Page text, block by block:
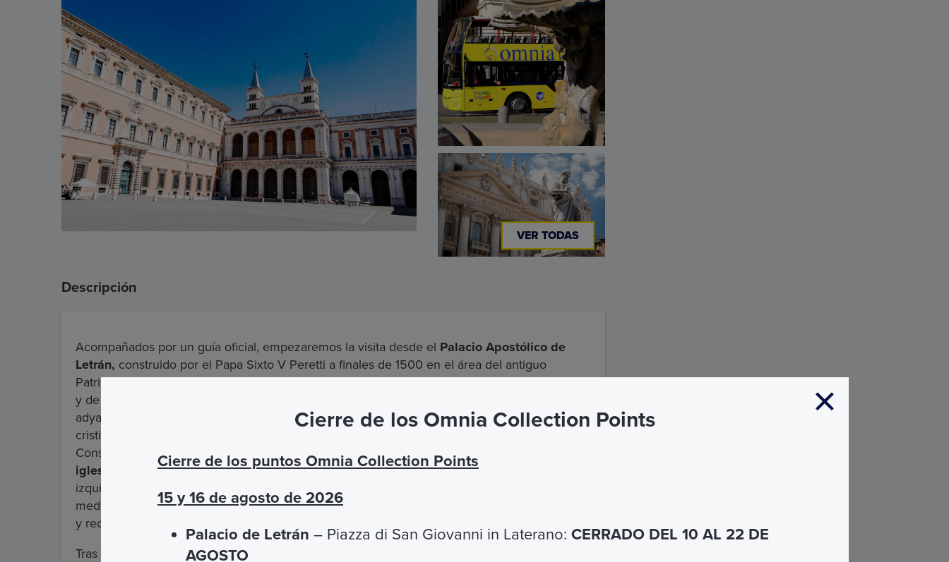
VER TODAS
Descripción
Acompañados por un guía oficial, empezaremos la visita desde el Palacio Apostólico de
Letrán, construido por el Papa Sixto V Peretti a finales de 1500 en el área del antiguo
Patriarcado que durante mil años, a partir del siglo IV, fue la residencia principal de los Papas
y de la Corte Papal. A través de la hermosa Escalera del Palacio de Letrán entraremos en la
adyacente Basílica de San Juan de Letrán, una de las iglesias más importantes de la
cristiandad: la primera iglesia cristiana en Occidente construida después del Edicto de
Constantino en el 313 d.C. y por lo tanto considerada la"madre y cabeza de todas las
iglesias de Roma y del mundo". La visita termina en el Claustro, ubicado en el lado
izquierdo de la basílica, un refinado ejemplo de arte medieval romano: un lugar de oración y
meditación para el clero de la Basílica, ofrece a quien lo visita hoy, un momento de gran paz
y recogimiento.
Tras visitar la basílica y el claustro llegaremos, cómodamente sentados en uno de los
Cierre de los Omnia Collection Points
Cierre de los puntos Omnia Collection Points
15 y 16 de agosto de 2026
Palacio de Letrán – Piazza di San Giovanni in Laterano: CERRADO DEL 10 AL 22 DE
AGOSTO